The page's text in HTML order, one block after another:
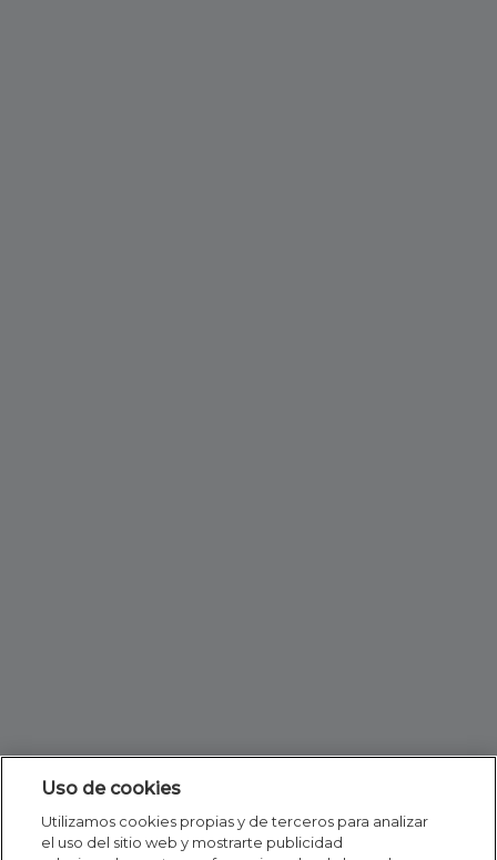
Uso de cookies
Utilizamos cookies propias y de terceros para analizar
el uso del sitio web y mostrarte publicidad